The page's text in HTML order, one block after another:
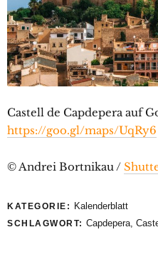
Castell de Capdepera auf
https://goo.gl/maps/UqRy6
© Andrei Bortnikau /
KATEGORIE: Kalenderblatt
SCHLAGWORT: Capdepera